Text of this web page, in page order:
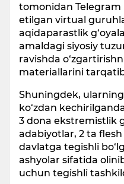
tomonidan
etilgan virtual
aqidaparastlik
amaldagi siyosiy
ravishda
materiallarini
Shuningdek,
ko‘zdan
3 dona ekstremistlik
adabiyotlar, 2 ta
davlatga tegishli
ashyolar sifatida
uchun tegishli